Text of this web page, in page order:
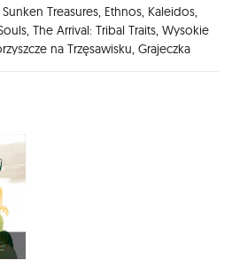
Sunken Treasures, Ethnos, Kaleidos,
The Arrival: Tribal Traits, Wysokie
na Trzęsawisku, Grajeczka